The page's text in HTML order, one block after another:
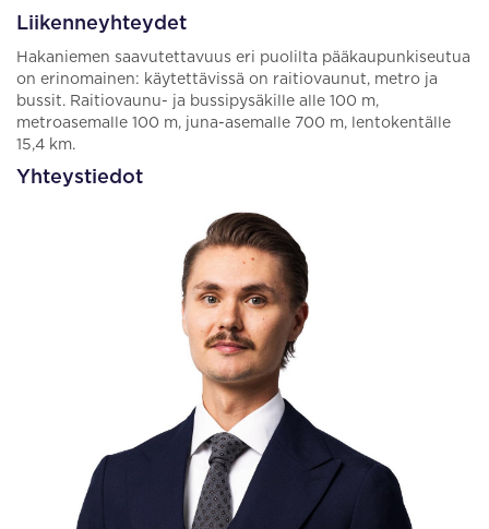
Liikenneyhteydet
Hakaniemen saavutettavuus eri puolilta pääkaupunkiseutua
on erinomainen: käytettävissä on raitiovaunut, metro ja
bussit. Raitiovaunu- ja bussipysäkille alle 100 m,
metroasemalle 100 m, juna-asemalle 700 m, lentokentälle
15,4 km.
Yhteystiedot